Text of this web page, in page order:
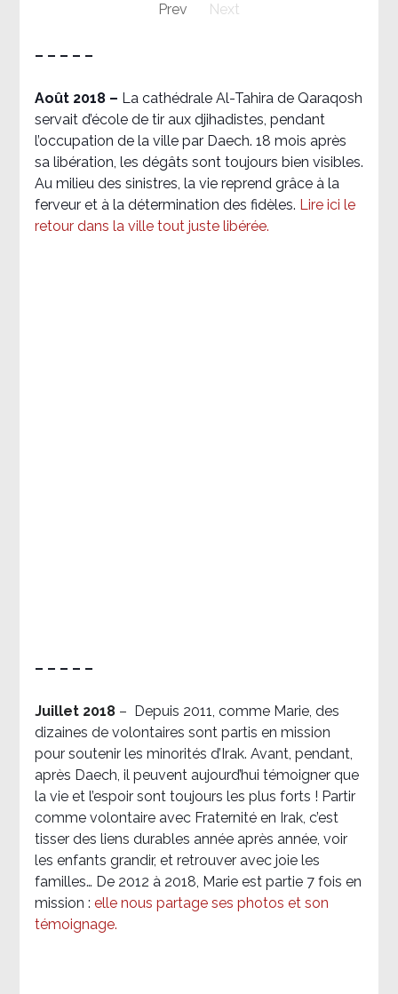
Prev Next
– – – – –
Août 2018 – La cathédrale Al-Tahira de Qaraqosh
servait d’école de tir aux djihadistes, pendant
l’occupation de la ville par Daech. 18 mois après
sa libération, les dégâts sont toujours bien visibles.
Au milieu des sinistres, la vie reprend grâce à la
ferveur et à la détermination des fidèles. Lire ici le
retour dans la ville tout juste libérée.
– – – – –
Juillet 2018 –
Depuis 2011, comme Marie, des
dizaines de volontaires sont partis en mission
pour soutenir les minorités d’Irak. Avant, pendant,
après Daech, il peuvent aujourd’hui témoigner que
la vie et l’espoir sont toujours les plus forts ! Partir
comme volontaire avec Fraternité en Irak, c’est
tisser des liens durables année après année, voir
les enfants grandir, et retrouver avec joie les
familles… De 2012 à 2018, Marie est partie 7 fois en
mission : elle nous partage ses photos et son
témoignage.